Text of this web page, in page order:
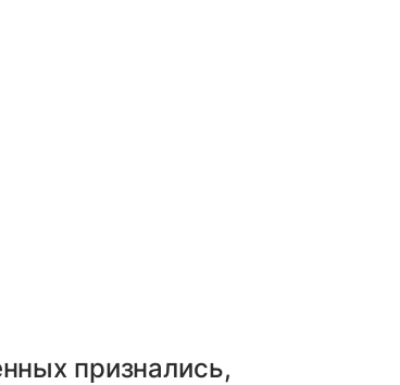
признались,